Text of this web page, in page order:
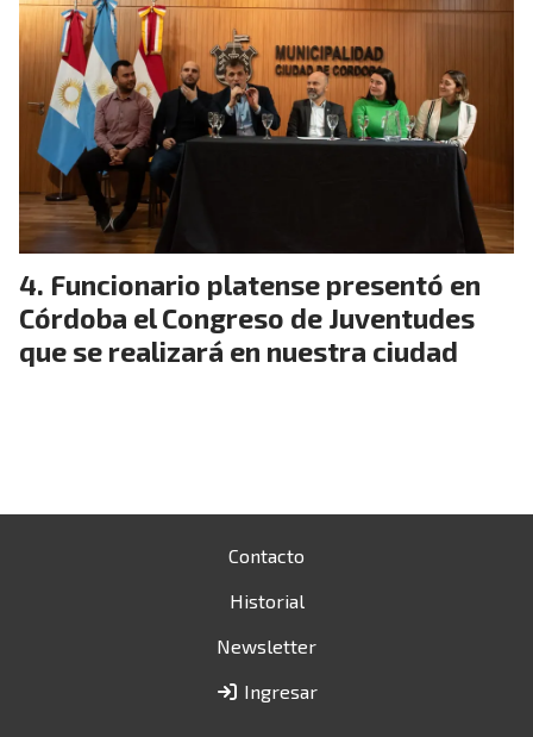
Funcionario platense presentó en
Córdoba el Congreso de Juventudes
que se realizará en nuestra ciudad
Contacto
Historial
Newsletter
Ingresar